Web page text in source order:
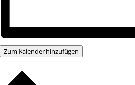
Zum Kalender hinzufügen